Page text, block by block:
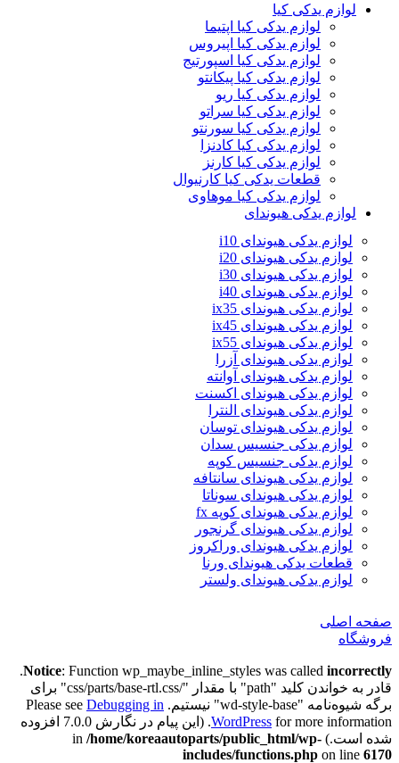
لوازم یدکی کیا
لوازم یدکی کیا اپتیما
لوازم یدکی کیا اپیروس
لوازم یدکی کیا اسپورتیج
لوازم یدکی کیا پیکانتو
لوازم یدکی کیا ریو
لوازم یدکی کیا سراتو
لوازم یدکی کیا سورنتو
لوازم یدکی کیا کادنزا
لوازم یدکی کیا کارنز
قطعات یدکی کیا کارنیوال
لوازم یدکی کیا موهاوی
لوازم یدکی هیوندای
لوازم یدکی هیوندای i10
لوازم یدکی هیوندای i20
لوازم یدکی هیوندای i30
لوازم یدکی هیوندای i40
لوازم یدکی هیوندای ix35
لوازم یدکی هیوندای ix45
لوازم یدکی هیوندای ix55
لوازم یدکی هیوندای آزرا
لوازم یدکی هیوندای آوانته
لوازم یدکی هیوندای اکسنت
لوازم یدکی هیوندای النترا
لوازم یدکی هیوندای توسان
لوازم یدکی جنسیس سدان
لوازم یدکی جنسیس کوپه
لوازم یدکی هیوندای سانتافه
لوازم یدکی هیوندای سوناتا
لوازم یدکی هیوندای کوپه fx
لوازم یدکی هیوندای گرنجور
لوازم یدکی هیوندای وراکروز
قطعات یدکی هیوندای ورنا
لوازم یدکی هیوندای ولستر
صفحه اصلی
فروشگاه
Notice: Function wp_maybe_inline_styles was called incorrectly
.
قادر به خواندن کلید "path" با مقدار "/css/parts/base-rtl.css" برای
برگه شیوه‌نامه "wd-style-base" نیستیم. Please see
Debugging in
WordPress
for more information. (این پیام در نگارش 7.0.0 افزوده
شده است.) in /home/koreaautoparts/public_html/wp-
includes/functions.php on line 6170